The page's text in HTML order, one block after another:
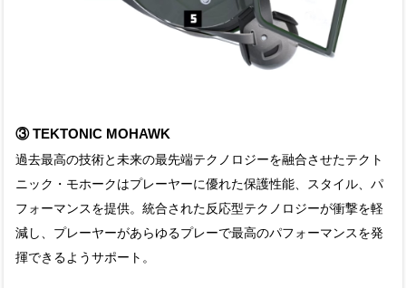
③ TEKTONIC MOHAWK
過去最高の技術と未来の最先端テクノロジーを融合させたテクト
ニック・モホークはプレーヤーに優れた保護性能、スタイル、パ
フォーマンスを提供。統合された反応型テクノロジーが衝撃を軽
減し、プレーヤーがあらゆるプレーで最高のパフォーマンスを発
揮できるようサポート。